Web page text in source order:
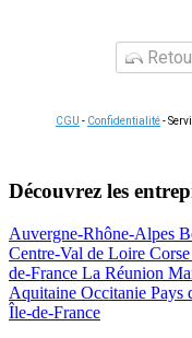
CGU - Confidentialité-
Découvrez les
Auvergne-Rhône-Alpes
Centre-Val de Loire Corse
de-France La Réunion
Aquitaine Occitanie Pays
Île-de-France